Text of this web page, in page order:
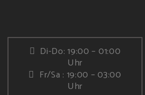
Di-Do: 19:00 – 01:00
Uhr
Fr/Sa : 19:00 – 03:00
Uhr